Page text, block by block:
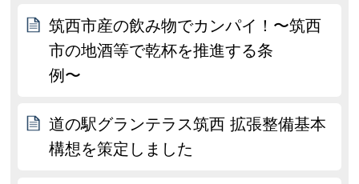
筑西市産の飲み物でカンパイ！〜筑西
市の地酒等で乾杯を推進する条
例〜
道の駅グランテラス筑西 拡張整備基本
構想を策定しました